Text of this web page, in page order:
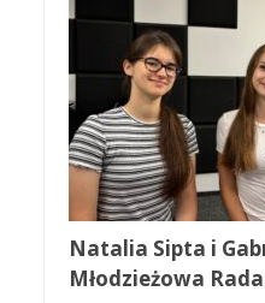
Natalia Sipta i
Młodzieżowa